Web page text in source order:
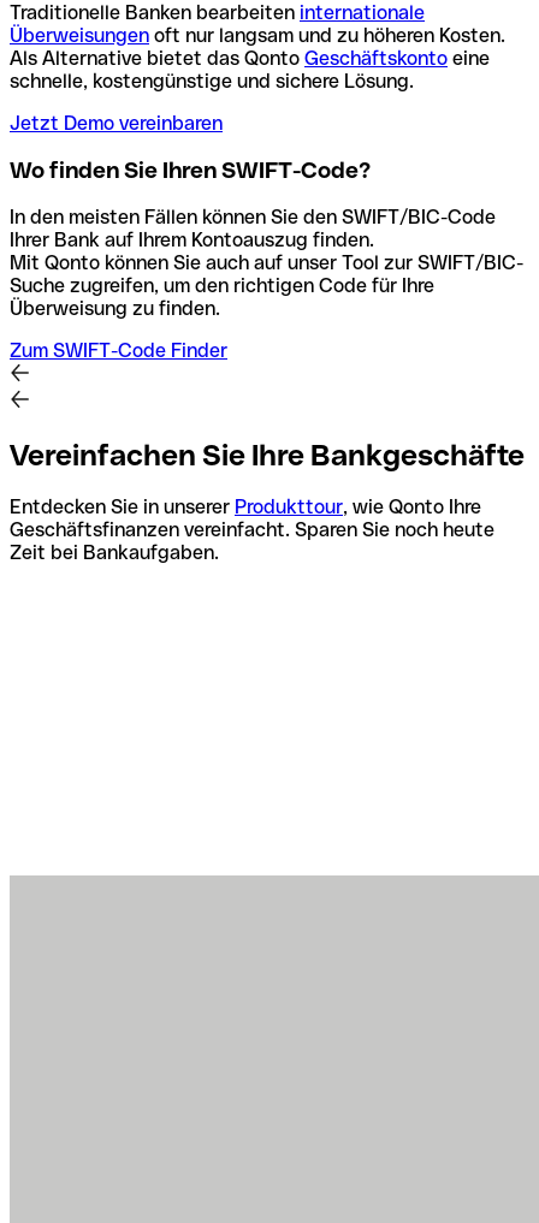
Traditionelle Banken bearbeiten internationale
Überweisungen oft nur langsam und zu höheren Kosten.
Als Alternative bietet das Qonto Geschäftskonto eine
schnelle, kostengünstige und sichere Lösung.
Jetzt Demo vereinbaren
Wo finden Sie Ihren SWIFT-Code?
In den meisten Fällen können Sie den SWIFT/BIC-Code
Ihrer Bank auf Ihrem Kontoauszug finden.
Mit Qonto können Sie auch auf unser Tool zur SWIFT/BIC-
Suche zugreifen, um den richtigen Code für Ihre
Überweisung zu finden.
Zum SWIFT-Code Finder
Vereinfachen Sie Ihre Bankgeschäfte
Entdecken Sie in unserer Produkttour, wie Qonto Ihre
Geschäftsfinanzen vereinfacht. Sparen Sie noch heute
Zeit bei Bankaufgaben.